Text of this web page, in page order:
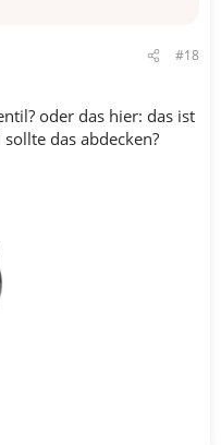
#18
oder das hier: das ist
das abdecken?